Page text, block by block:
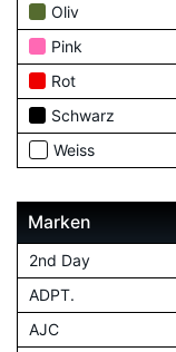
Oliv
Pink
Rot
Schwarz
Weiss
Marken
2nd Day
ADPT.
AJC